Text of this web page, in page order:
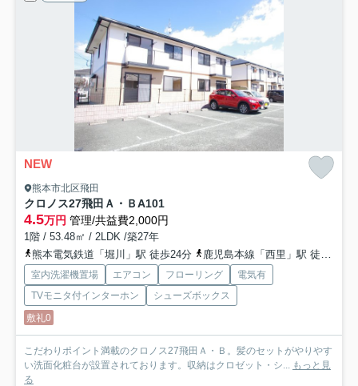
NEW
熊本市北区飛田
クロノス27飛田Ａ・ＢA101
4.5万円 管理/共益費2,000円
1階 / 53.48㎡ / 2LDK /築27年
熊本電気鉄道「堀川」駅 徒歩24分
鹿児島本線「西里」駅 徒歩25分
室内洗濯機置場 エアコン フローリング
電気有
TVモニタ付インターホン
シューズボックス
敷礼0
こだわりポイント満載のクロノス27飛田Ａ・Ｂ。髪のセットがやりやす
い洗面化粧台が設置されております。収納はクロゼット・シ... もっと見
る